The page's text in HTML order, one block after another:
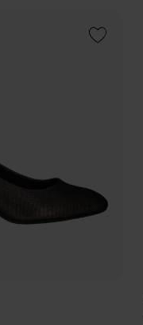
Add to Wishlist